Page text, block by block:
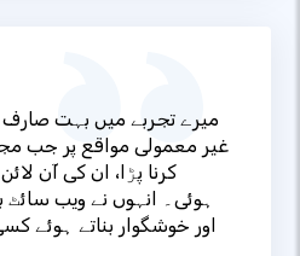
غیر معمولی مواقع پر جب
کرنا پڑا، ان کی آن
ہوئی۔ انہوں نے ویب سائٹ
اور خوشگوار بناتے ہوئے